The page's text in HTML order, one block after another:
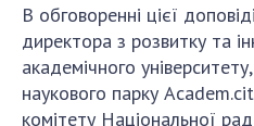
Членство в
Міжнародні угоди
Міжнародні програми
В обговоренні цієї
директора з розвитку та
академічного
наукового парку
комітету Національної